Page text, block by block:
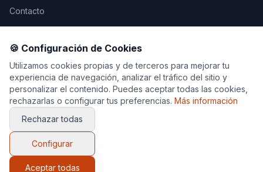
Contacto
Legal
Aviso Legal
Privacidad
Cookies
© 2026 Decoración y Muebles. Todos los derechos
🍪 Configuración de Cookies
Utilizamos cookies propias y de terceros para mejorar tu
experiencia de navegación, analizar el tráfico del sitio y
personalizar el contenido. Puedes aceptar todas las cookies,
rechazarlas o configurar tus preferencias. Más información
Rechazar todas
Configurar
Aceptar todas